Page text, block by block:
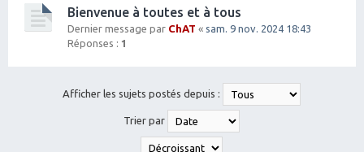
Bienvenue à toutes et à tous
Dernier message par ChAT « sam. 9 nov. 2024 18:43
Réponses : 1
Afficher les sujets postés depuis :
Trier par